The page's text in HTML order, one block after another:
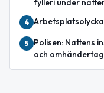
fylleri under
4
5
Polisen: Nattens
och